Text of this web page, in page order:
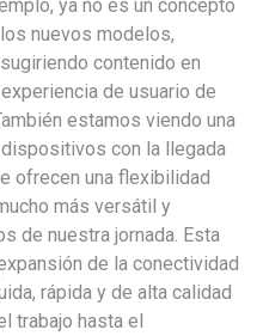
ya no es un concepto
nuevos modelos,
contenido en
de usuario de
estamos viendo una
con la llegada
ofrecen una flexibilidad
más versátil y
de nuestra jornada. Esta
de la conectividad
rápida y de alta calidad
trabajo hasta el